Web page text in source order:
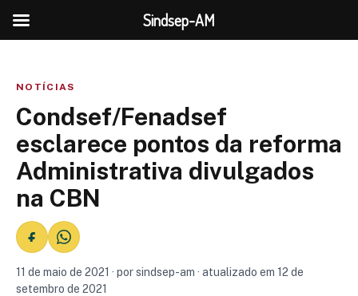
NOTÍCIAS
Condsef/Fenadsef
esclarece pontos da reforma
Administrativa divulgados
na CBN
11 de maio de 2021 · por sindsep-am · atualizado em 12 de
setembro de 2021
Sindsep-AM